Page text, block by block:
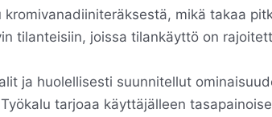
mikä takaa
tilanteisiin, joissa tilankäyttö on
ja huolellisesti suunnitellut
tarjoaa käyttäjälleen